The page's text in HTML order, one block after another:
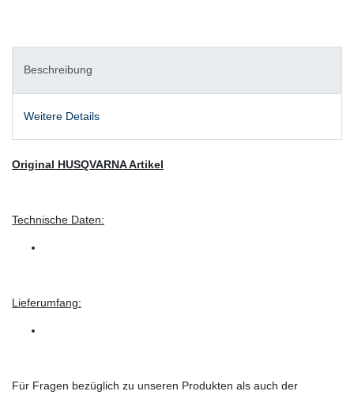
Beschreibung
Weitere Details
Original HUSQVARNA Artikel
Technische Daten:
Lieferumfang:
Für Fragen bezüglich zu unseren Produkten als auch der